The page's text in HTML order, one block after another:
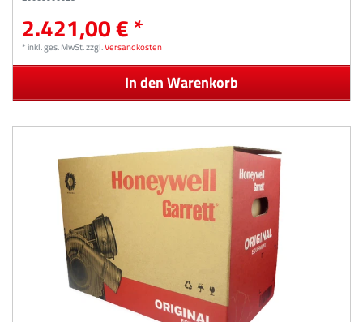
2.421,00 € *
*inkl. ges. MwSt.zzgl.Versandkosten
In den Warenkorb